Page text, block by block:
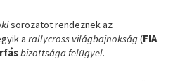
sorozatot rendeznek az
a rallycross világbajnokság(FIA
bizottsága felügyel.